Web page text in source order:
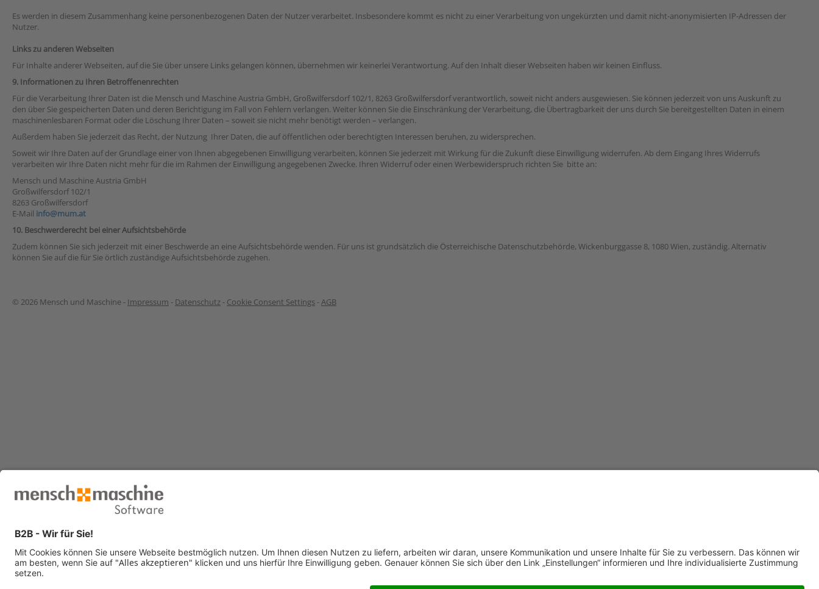
Es werden in diesem Zusammenhang keine personenbezogenen Daten der Nutzer verarbeitet. Insbesondere kommt es nicht zu einer Verarbeitung von ungekürzten und damit nicht-anonymisierten IP-Adressen der
Nutzer.
Links zu anderen Webseiten
Für Inhalte anderer Webseiten, auf die Sie über unsere Links gelangen können, übernehmen wir keinerlei Verantwortung. Auf den Inhalt dieser Webseiten haben wir keinen Einfluss.
9. Informationen zu Ihren Betroffenenrechten
Für die Verarbeitung Ihrer Daten ist die Mensch und Maschine Austria GmbH, Großwilfersdorf 102/1, 8263 Großwilfersdorf verantwortlich, soweit nicht anders ausgewiesen. Sie können jederzeit von uns Auskunft zu
den über Sie gespeicherten Daten und deren Berichtigung im Fall von Fehlern verlangen. Weiter können Sie die Einschränkung der Verarbeitung, die Übertragbarkeit der uns durch Sie bereitgestellten Daten in einem
maschinenlesbaren Format oder die Löschung Ihrer Daten – soweit sie nicht mehr benötigt werden – verlangen.
Außerdem haben Sie jederzeit das Recht, der Nutzung Ihrer Daten, die auf öffentlichen oder berechtigten Interessen beruhen, zu widersprechen.
Soweit wir Ihre Daten auf der Grundlage einer von Ihnen abgegebenen Einwilligung verarbeiten, können Sie jederzeit mit Wirkung für die Zukunft diese Einwilligung widerrufen. Ab dem Eingang Ihres Widerrufs
verarbeiten wir Ihre Daten nicht mehr für die im Rahmen der Einwilligung angegebenen Zwecke. Ihren Widerruf oder einen Werbewiderspruch richten Sie bitte an:
Mensch und Maschine Austria GmbH
Großwilfersdorf 102/1
8263 Großwilfersdorf
E-Mail info@mum.at
10. Beschwerderecht bei einer Aufsichtsbehörde
Zudem können Sie sich jederzeit mit einer Beschwerde an eine Aufsichtsbehörde wenden. Für uns ist grundsätzlich die Österreichische Datenschutzbehörde, Wickenburggasse 8, 1080 Wien, zuständig. Alternativ
können Sie auf die für Sie örtlich zuständige Aufsichtsbehörde zugehen.
© 2026 Mensch und Maschine - Impressum - Datenschutz- Cookie Consent Settings-AGB